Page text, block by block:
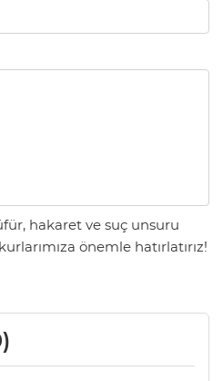
hakaret ve suç unsuru
önemle hatırlatırız!
)